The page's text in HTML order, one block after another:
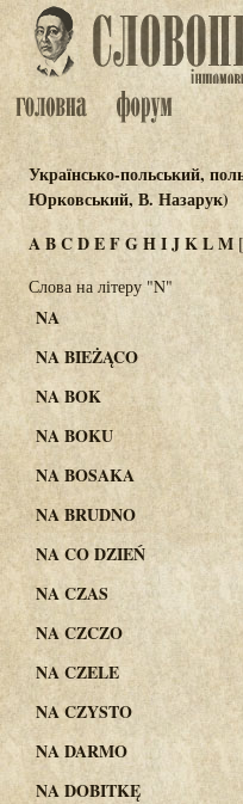
Українсько-польський,
Юрковський, В. Назарук)
ABCDEFGHIJKLM
Слова на літеру "N"
NA
NA BIEŻĄCO
NA BOK
NA BOKU
NA BOSAKA
NA BRUDNO
NA CO DZIEŃ
NA CZAS
NA CZCZO
NA CZELE
NA CZYSTO
NA DARMO
NA DOBITKĘ